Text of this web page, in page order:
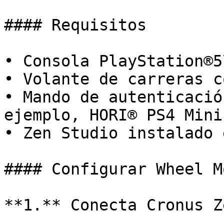
#### Requisitos
• Consola
• Volante de carreras
• Mando de
ejemplo, HORI® PS4
• Zen Studio instalado
#### Configurar Wheel
**1.** Conecta Cronus